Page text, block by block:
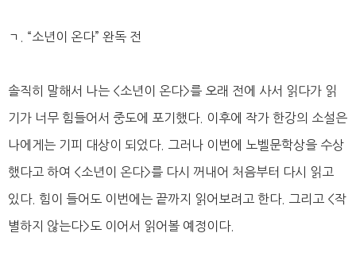
ㄱ. “소년이 온다” 완독 전
솔직히 말해서 나는 <소년이 온다>를 오래 전에 사서 읽다가 읽
기가 너무 힘들어서 중도에 포기했다. 이후에 작가 한강의 소설은
나에게는 기피 대상이 되었다. 그러나 이번에 노벨문학상을 수상
했다고 하여 <소년이 온다>를 다시 꺼내어 처음부터 다시 읽고
있다. 힘이 들어도 이번에는 끝까지 읽어보려고 한다. 그리고 <작
별하지 않는다>도 이어서 읽어볼 예정이다.